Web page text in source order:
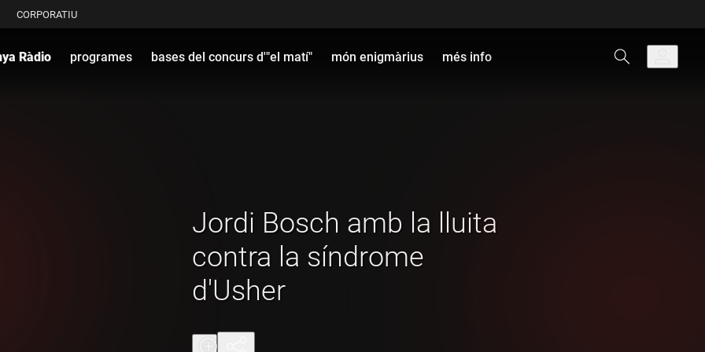
CORPORATIU
Ràdio programes bases del concurs d'"el matí" món enigmàrius més info
Jordi Bosch amb la lluita
contra la síndrome
d'Usher